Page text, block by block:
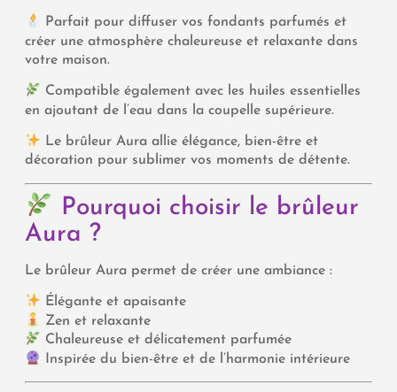
Parfait pour diffuser vos fondants parfumés et
créer une atmosphère chaleureuse et relaxante dans
votre maison.
Compatible également avec les huiles essentielles
en ajoutant de l’eau dans la coupelle supérieure.
Le brûleur Aura allie élégance, bien-être et
décoration pour sublimer vos moments de détente.
Pourquoi choisir le brûleur
Aura ?
Le brûleur Aura permet de créer une ambiance :
Élégante et apaisante
Zen et relaxante
Chaleureuse et délicatement parfumée
Inspirée du bien-être et de l’harmonie intérieure